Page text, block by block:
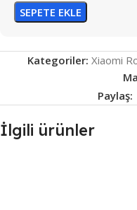
SEPETE EKLE
Kategoriler: Xiaomi
Paylaş:
İlgili ürünler